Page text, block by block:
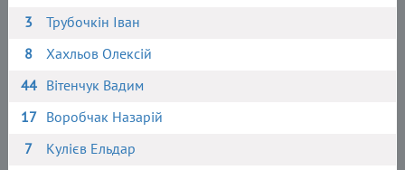
3
Трубочкін Іван
8
Хахльов Олексій
44 Вітенчук Вадим
17 Воробчак Назарій
7
Кулієв Ельдар